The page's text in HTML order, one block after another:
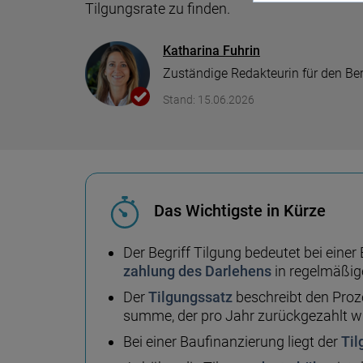
KfW
ETF Vergleich
Girokonto Vergleich
Kreditkarten Vergleich
Auto-Leasing Vergleich
Vergleich
Berufsunfähigkeitsversicherung
Krankentagegeld
Stromanbieter wechseln
Prepaid Vergleich
Tilgungsrate zu finden.
Katharina Fuhrin
Zuständige Redakteurin für den
Stand: 15.06.2026
Das Wichtigste in Kürze
Der Begriff Tilgung bedeutet bei
zahlung des Dar­lehens in
DerTilgungssatz beschreibt den
summe, der pro Jahr zurück­gezahlt
Bei einer Baufinanzierung liegt der